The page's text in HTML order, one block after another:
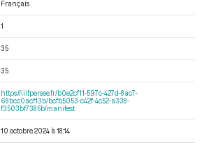
Français
1
35
35
https://iiif.persee.fr/b0e2cf11-597c-427d-8ac7-
68bcc0acf13b/bcfb5053-c42f-4c52-a338-
f3503bf7385b/manifest
10 octobre 2024 à 18:14